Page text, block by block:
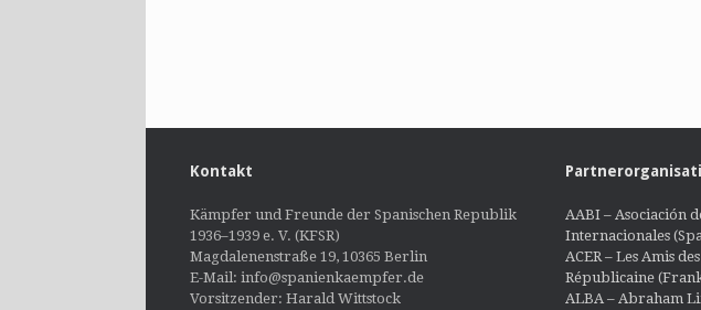
Kontakt
Kämpfer und Freunde der Spanischen Republik
1936–1939 e. V. (KFSR)
Magdalenenstraße 19, 10365 Berlin
E-Mail: info@spanienkaempfer.de
Vorsitzender: Harald Wittstock
AABI – Asociación
Internacionales
ACER – Les Amis
Républicaine
ALBA – Abraham